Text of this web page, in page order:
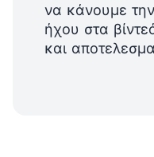
να κάνουμε
ήχου στα
και